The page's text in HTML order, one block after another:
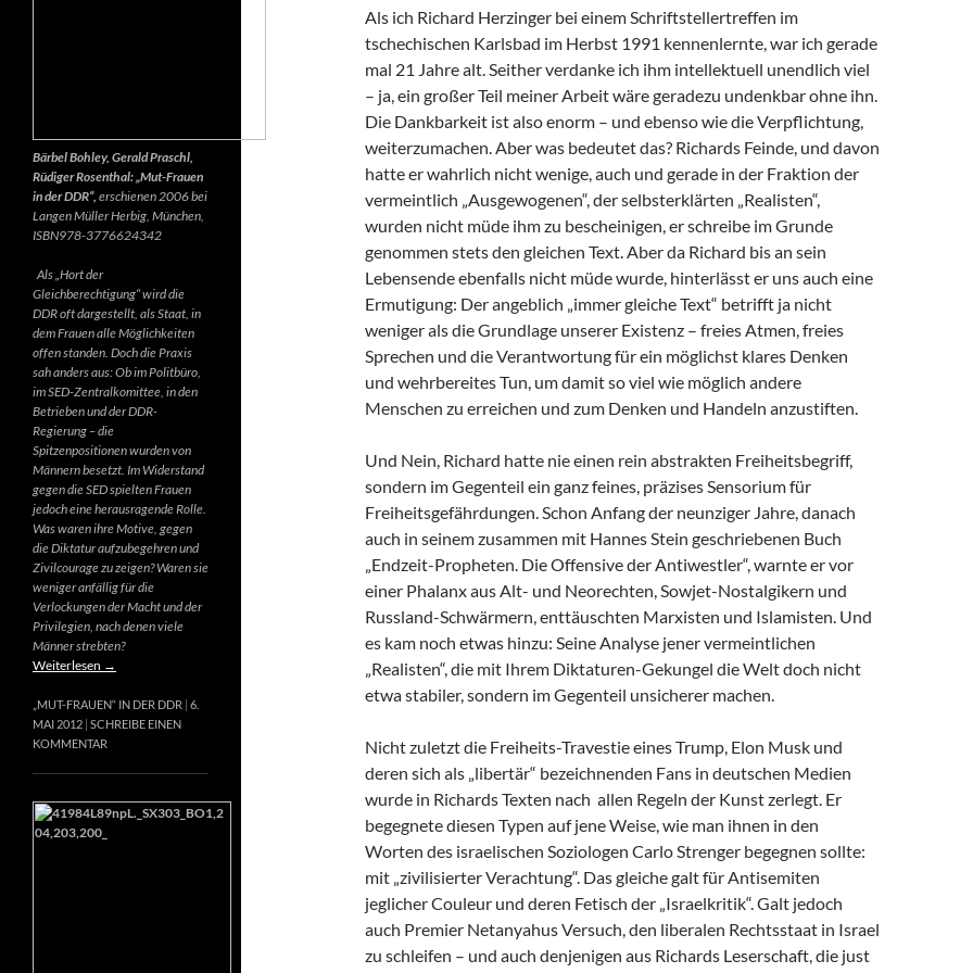
Als ich Richard Herzinger bei einem Schriftstellertreffen im
tschechischen Karlsbad im Herbst 1991 kennenlernte, war ich gerade
mal 21 Jahre alt. Seither verdanke ich ihm intellektuell unendlich viel
– ja, ein großer Teil meiner Arbeit wäre geradezu undenkbar ohne ihn.
Die Dankbarkeit ist also enorm – und ebenso wie die Verpflichtung,
weiterzumachen. Aber was bedeutet das? Richards Feinde, und davon
hatte er wahrlich nicht wenige, auch und gerade in der Fraktion der
vermeintlich „Ausgewogenen“, der selbsterklärten „Realisten“,
wurden nicht müde ihm zu bescheinigen, er schreibe im Grunde
genommen stets den gleichen Text. Aber da Richard bis an sein
Lebensende ebenfalls nicht müde wurde, hinterlässt er uns auch eine
Ermutigung: Der angeblich „immer gleiche Text“ betrifft ja nicht
weniger als die Grundlage unserer Existenz – freies Atmen, freies
Sprechen und die Verantwortung für ein möglichst klares Denken
und wehrbereites Tun, um damit so viel wie möglich andere
Menschen zu erreichen und zum Denken und Handeln anzustiften.
Und Nein, Richard hatte nie einen rein abstrakten Freiheitsbegriff,
sondern im Gegenteil ein ganz feines, präzises Sensorium für
Freiheitsgefährdungen. Schon Anfang der neunziger Jahre, danach
auch in seinem zusammen mit Hannes Stein geschriebenen Buch
„Endzeit-Propheten. Die Offensive der Antiwestler“, warnte er vor
einer Phalanx aus Alt- und Neorechten, Sowjet-Nostalgikern und
Russland-Schwärmern, enttäuschten Marxisten und Islamisten. Und
es kam noch etwas hinzu: Seine Analyse jener vermeintlichen
„Realisten“, die mit Ihrem Diktaturen-Gekungel die Welt doch nicht
etwa stabiler, sondern im Gegenteil unsicherer machen.
Nicht zuletzt die Freiheits-Travestie eines Trump, Elon Musk und
deren sich als „libertär“ bezeichnenden Fans in deutschen Medien
wurde in Richards Texten nach allen Regeln der Kunst zerlegt. Er
begegnete diesen Typen auf jene Weise, wie man ihnen in den
Worten des israelischen Soziologen Carlo Strenger begegnen sollte:
mit „zivilisierter Verachtung“. Das gleiche galt für Antisemiten
jeglicher Couleur und deren Fetisch der „Israelkritik“. Galt jedoch
auch Premier Netanyahus Versuch, den liberalen Rechtsstaat in Israel
zu schleifen – und auch denjenigen aus Richards Leserschaft, die just
Bärbel Bohley, Gerald Praschl,
Rüdiger Rosenthal: „Mut-Frauen
in der DDR“, erschienen 2006 bei
Langen Müller Herbig, München,
ISBN978-3776624342
Als „Hort der
Gleichberechtigung“ wird die
DDR oft dargestellt, als Staat, in
dem Frauen alle Möglichkeiten
offen standen. Doch die Praxis
sah anders aus: Ob im Politbüro,
im SED-Zentralkomittee, in den
Betrieben und der DDR-
Regierung – die
Spitzenpositionen wurden von
Männern besetzt. Im Widerstand
gegen die SED spielten Frauen
jedoch eine herausragende Rolle.
Was waren ihre Motive, gegen
die Diktatur aufzubegehren und
Zivilcourage zu zeigen? Waren sie
weniger anfällig für die
Verlockungen der Macht und der
Privilegien, nach denen viele
Männer strebten?
Weiterlesen →
„MUT-FRAUEN“ IN DER DDR 6.
MAI 2012 SCHREIBE EINEN
KOMMENTAR